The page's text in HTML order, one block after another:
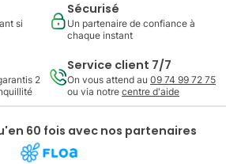
si
Sécurisé
Un partenaire de confiance à
chaque instant
2
Service client 7/7
On vous attend au 09 74 99 72 75
ou via notre centre d'aide
60 fois avec nos partenaires